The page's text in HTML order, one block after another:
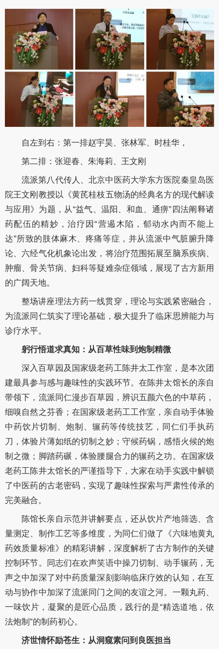
自左到右：第一排赵宇昊、张林军、时桂华，
第二排：张迎春、朱海莉、王文刚
流派第八代传人、北京中医药大学东方医院秦皇岛医
院王文刚教授以《黄芪桂枝五物汤的经典名方的现代解读
与应用》为题，从“益气、温阳、和血、通痹”四法阐释诸
药配伍的精妙，治疗因“营遏木陷，郁动水内而不能上
达”所致的肢体麻木、疼痛等症，并从流派中气脏腑升降
论、六经气化机象论出发，将治疗范围拓展至脑系疾病、
肿瘤、骨关节病、妇科等疑难杂症领域，展现了古方新用
的广阔天地。
整场讲座理法方药一线贯穿，理论与实践紧密融合，
为流派同仁筑实了理论基础，极大提升了临床思辨能力与
诊疗水平。
躬行悟道求真知：从百草性味到炮制精微
深入百草园及国家级老药工陈井太工作室，是本次团
建最具参与感与趣味性的实践环节。在陈井太馆长的亲自
带领下，流派同仁漫步百草园，辨识五颜六色的中草药，
细嗅自然之芬香；在国家级老药工工作室，亲自动手体验
中药饮片切制、炮制、辗药等传统技艺，同仁们手执药
刀，体验片薄如纸的切制之妙；守候药锅，感悟火候的炮
制之微；脚踏药碾，体验腰腿合力的辗药之功。在国家级
老药工陈井太馆长的严谨指导下，大家在动手实践中解锁
了中医药的古老密码，实现了趣味性探索与严肃性传承的
完美融合。
陈馆长亲自示范并讲解要点，还从饮片产地筛选、含
量测定、制作工艺等多维度，为同仁们做了《六味地黄丸
药效质量标准》的精彩讲解，深度解析了古方制作的关键
控制环节。同志们在欢声笑语中操刀切制、动手辗药，无
声之中加深了对中药质量深刻影响临床疗效的认知，在互
动与协作中加深了流派同门之间的友谊之河。一颗丸药、
一味饮片，凝聚的是匠心品质，践行的是“精选道地，依
法炮制”的制药初心。
济世情怀励苍生：从洞窥素问到良医担当